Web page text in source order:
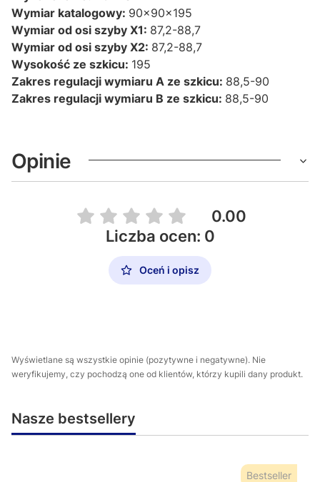
Wymiar katalogowy: 90x90x195
Wymiar od osi szyby X1: 87,2-88,7
Wymiar od osi szyby X2: 87,2-88,7
Wysokość ze szkicu: 195
Zakres regulacji wymiaru A ze szkicu: 88,5-90
Zakres regulacji wymiaru B ze szkicu: 88,5-90
Opinie
0.00
Liczba ocen: 0
Oceń i opisz
Wyświetlane są wszystkie opinie (pozytywne i negatywne). Nie
weryfikujemy, czy pochodzą one od klientów, którzy kupili dany produkt.
Nasze bestsellery
Bestseller